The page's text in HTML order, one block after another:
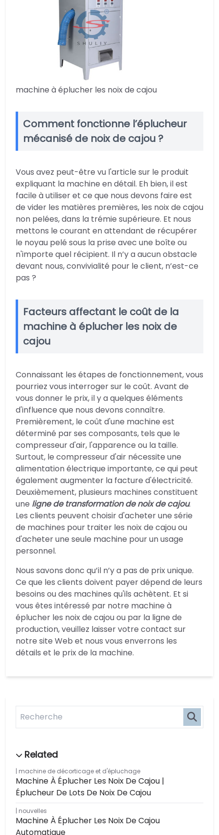
machine de décorticage et d'épluchage
Machine À Éplucher Les Noix De Cajou |
Éplucheur De Lots De Noix De Cajou
nouvelles
Machine À Éplucher Les Noix De Cajou
Automatique
machine à éplucher les noix de cajou
Comment fonctionne l’éplucheur
mécanisé de noix de cajou ?
Vous avez peut-être vu l'article sur le produit
expliquant la machine en détail. Eh bien, il est
facile à utiliser et ce que nous devons faire est
de vider les matières premières, les noix de cajou
non pelées, dans la trémie supérieure. Et nous
mettons le courant en attendant de récupérer
le noyau pelé sous la prise avec une boîte ou
n'importe quel récipient. Il n’y a aucun obstacle
devant nous, convivialité pour le client, n’est-ce
pas ?
Facteurs affectant le coût de la
machine à éplucher les noix de
cajou
Connaissant les étapes de fonctionnement, vous
pourriez vous interroger sur le coût. Avant de
vous donner le prix, il y a quelques éléments
d'influence que nous devons connaître.
Premièrement, le coût d'une machine est
déterminé par ses composants, tels que le
compresseur d'air, l'apparence ou la taille.
Surtout, le compresseur d'air nécessite une
alimentation électrique importante, ce qui peut
également augmenter la facture d'électricité.
Deuxièmement, plusieurs machines constituent
une ligne de transformation de noix de cajou.
Les clients peuvent choisir d'acheter une série
de machines pour traiter les noix de cajou ou
d'acheter une seule machine pour un usage
personnel.
Nous savons donc qu’il n’y a pas de prix unique.
Ce que les clients doivent payer dépend de leurs
besoins ou des machines qu'ils achètent. Et si
vous êtes intéressé par notre machine à
éplucher les noix de cajou ou par la ligne de
production, veuillez laisser votre contact sur
notre site Web et nous vous enverrons les
détails et le prix de la machine.